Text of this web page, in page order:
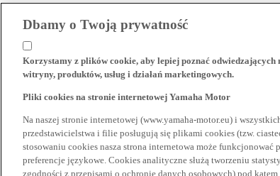
Dbamy o Twoją prywatność
Korzystamy z plików cookie, aby lepiej poznać odwiedzających
witryny, produktów, usług i działań marketingowych.
Pliki cookies na stronie internetowej Yamaha Motor
Na naszej stronie internetowej (www.yamaha-motor.eu) i
przedstawicielstwa i filie posługują się plikami cookies (tzw.
stosowaniu cookies nasza strona internetowa może funkcjonować
preferencje językowe. Cookies analityczne służą tworzeniu
zgodności z przepisami o ochronie danych osobowych) pod